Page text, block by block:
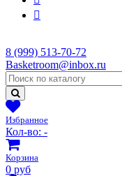
8 (999) 513-70-72
Basketroom@inbox.ru
Избранное
Кол-во: -
Корзина
0 руб